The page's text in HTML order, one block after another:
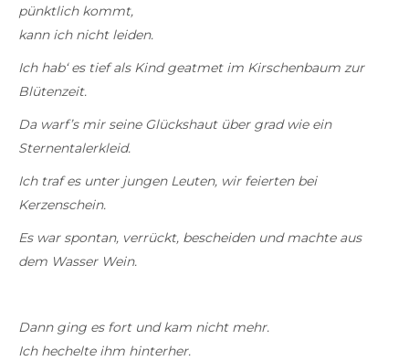
pünktlich kommt,
kann ich nicht leiden.
Ich hab‘ es tief als Kind geatmet im Kirschenbaum zur
Blütenzeit.
Da warf’s mir seine Glückshaut über grad wie ein
Sternentalerkleid.
Ich traf es unter jungen Leuten, wir feierten bei
Kerzenschein.
Es war spontan, verrückt, bescheiden und machte aus
dem Wasser Wein.
Dann ging es fort und kam nicht mehr.
Ich hechelte ihm hinterher.